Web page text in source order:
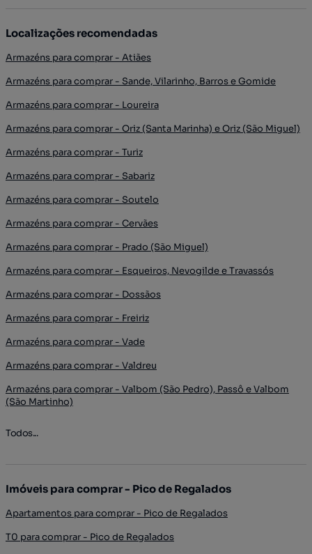
Localizações recomendadas
Armazéns para comprar - Atiães
Armazéns para comprar - Sande, Vilarinho, Barros e Gomide
Armazéns para comprar - Loureira
Armazéns para comprar - Oriz (Santa Marinha) e Oriz (São Miguel)
Armazéns para comprar - Turiz
Armazéns para comprar - Sabariz
Armazéns para comprar - Soutelo
Armazéns para comprar - Cervães
Armazéns para comprar - Prado (São Miguel)
Armazéns para comprar - Esqueiros, Nevogilde e Travassós
Armazéns para comprar - Dossãos
Armazéns para comprar - Freiriz
Armazéns para comprar - Vade
Armazéns para comprar - Valdreu
Armazéns para comprar - Valbom (São Pedro), Passô e Valbom
(São Martinho)
Todos...
Imóveis para comprar - Pico de Regalados
Apartamentos para comprar - Pico de Regalados
T0 para comprar - Pico de Regalados